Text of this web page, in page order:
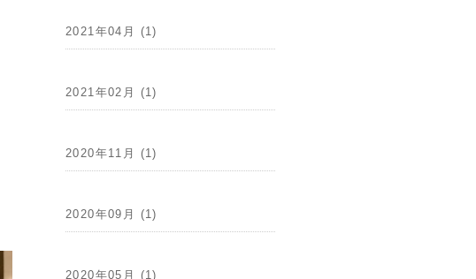
2021年04月 (1)
2021年02月 (1)
2020年11月 (1)
2020年09月 (1)
2020年05月 (1)